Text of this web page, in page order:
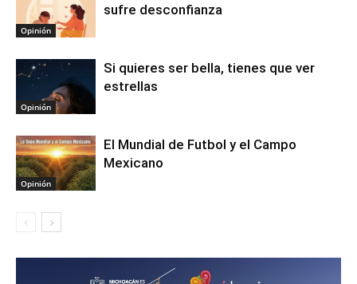
Opinión
sufre desconfianza
Opinión
Si quieres ser bella, tienes que ver
estrellas
Opinión
El Mundial de Futbol y el Campo
Mexicano